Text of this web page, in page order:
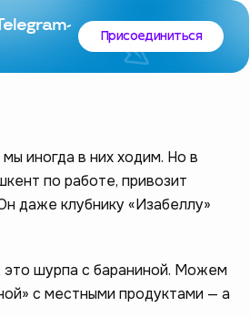
Присоединиться
иногда в них ходим. Но в
по работе, привозит
даже клубнику «Изабеллу»
это шурпа с бараниной. Можем
с местными продуктами — а